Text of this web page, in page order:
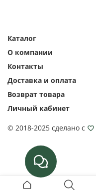
Каталог
О компании
Контакты
Доставка и оплата
Возврат товара
Личный кабинет
© 2018-2025 сделано с